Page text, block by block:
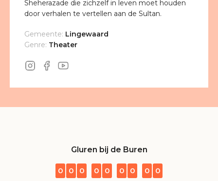
Sheherazade die zichzelf in leven moet houden
door verhalen te vertellen aan de Sultan.
Gemeente: Lingewaard
Genre: Theater
Gluren bij de Buren
0 0 0 0 0 0 0 0 0